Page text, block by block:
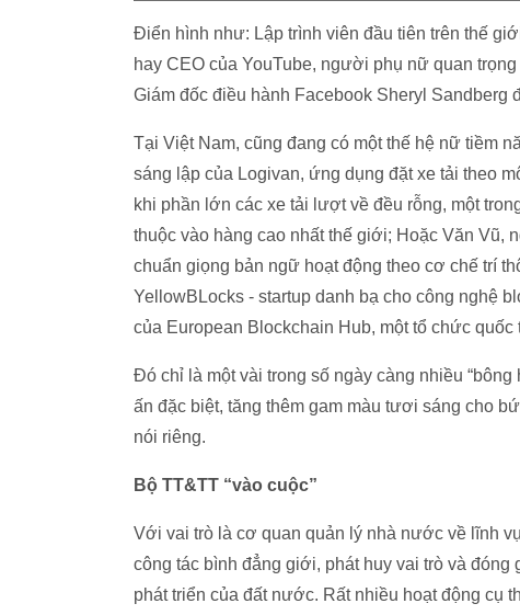
Điển hình như: Lập trình viên đầu tiên trên thế
hay CEO của YouTube, người phụ nữ quan
Giám đốc điều hành Facebook Sheryl
Tại Việt Nam, cũng đang có một thế hệ nữ tiềm
sáng lập của Logivan, ứng dụng đặt xe tải theo
khi phần lớn các xe tải lượt về đều rỗng, một
thuộc vào hàng cao nhất thế giới; Hoặc Văn Vũ,
chuẩn giọng bản ngữ hoạt động theo cơ chế trí
YellowBLocks - startup danh bạ cho công nghệ
của European Blockchain Hub, một tổ chức
Đó chỉ là một vài trong số ngày càng nhiều
ấn đặc biệt, tăng thêm gam màu tươi sáng cho
nói riêng.
Bộ TT&TT “vào cuộc”
Với vai trò là cơ quan quản lý nhà nước về lĩnh
công tác bình đẳng giới, phát huy vai trò và
phát triển của đất nước. Rất nhiều hoạt động cụ